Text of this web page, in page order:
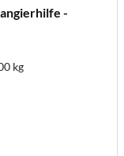
-
kg